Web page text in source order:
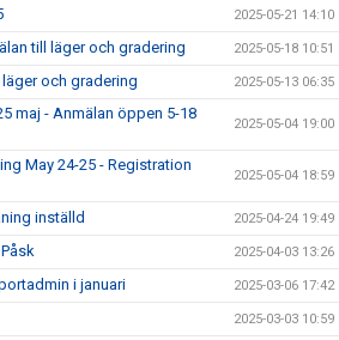
2025-05-21 14:10
till läger och gradering 2025-05-18 10:51
och gradering 2025-05-13 06:35
maj - Anmälan öppen 5-18
2025-05-04 19:00
May 24-25 - Registration
2025-05-04 18:59
inställd 2025-04-24 19:49
2025-04-03 13:26
i januari 2025-03-06 17:42
2025-03-03 10:59